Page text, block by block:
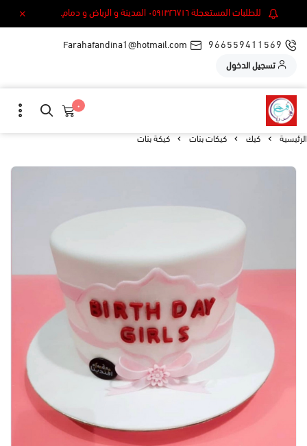
للطلبات المستعجلة ٠٥٩١٣٢٦٧١٦ المدينة و الرياض و دمام.
966559411569
Farahafandina1@hotmail.com
تسجيل الدخول
٠
الرئيسية كيك كيكات بنات كيكة بنات